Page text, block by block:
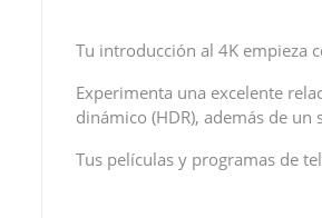
Tu introducción al 4K empieza
Experimenta una excelente
dinámico (HDR), además de
Tus películas y programas de